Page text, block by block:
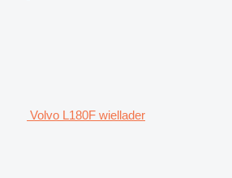
Volvo L180F wiellader